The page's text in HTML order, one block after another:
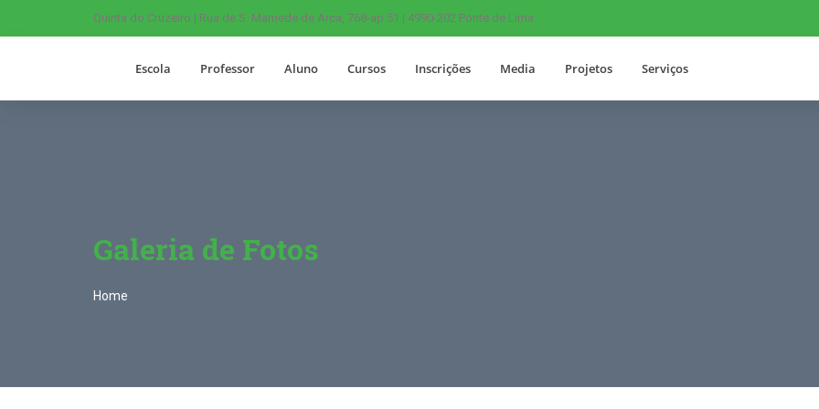
Quinta do Cruzeiro | Rua de S. Mamede de Arca, 768-ap 51 | 4990-202 Ponte de Lima
Escola Professor Aluno Cursos Inscrições Media Projetos Serviços
Galeria de Fotos
Home